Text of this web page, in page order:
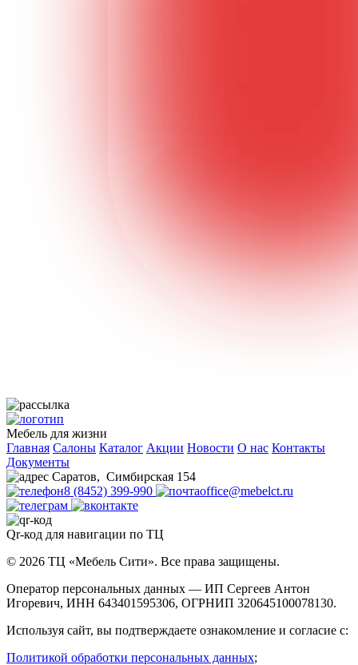
Мебель для жизни
Главная Салоны Каталог Акции Новости О нас Контакты
Документы
Саратов, Симбирская 154
8 (8452) 399-990
office@mebelct.ru
Qr-код для навигации по ТЦ
© 2026 ТЦ «Мебель Сити». Все права защищены.
Оператор персональных данных — ИП Сергеев Антон
Игоревич, ИНН 643401595306, ОГРНИП 320645100078130.
Используя сайт, вы подтверждаете ознакомление и согласие с:
Политикой обработки персональных данных;